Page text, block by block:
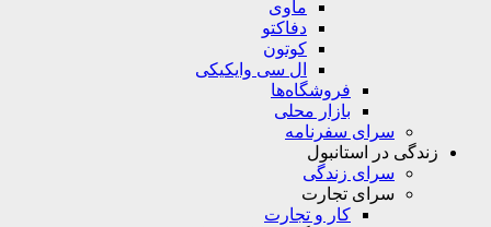
ماوی
دفاکتو
کوتون
ال سی وایکیکی
فروشگاه‌ها
بازار محلی
سرای سفرنامه
زندگی در استانبول
سرای زندگی
سرای تجارت
کار و تجارت